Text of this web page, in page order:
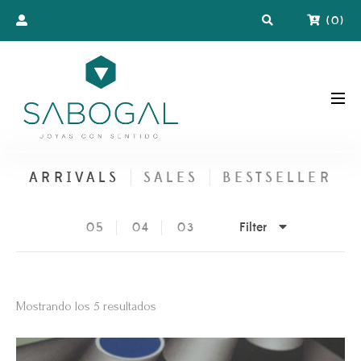
(0)
ARRIVALS SALES BESTSELLER
05 04 03 Filter
Mostrando los 5 resultados
precio: